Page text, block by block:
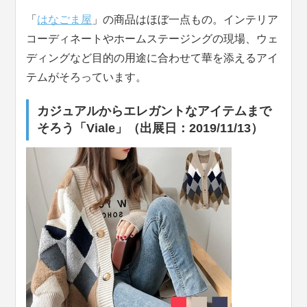
「 はなごま屋 」の商品はほぼ一点もの。インテリア
コーディネートやホームステージングの現場、ウェ
ディングなど目的の用途に合わせて華を添えるアイ
テムがそろっています。
カジュアルからエレガントなアイテムまで
そろう「Viale」（出展日：2019/11/13）